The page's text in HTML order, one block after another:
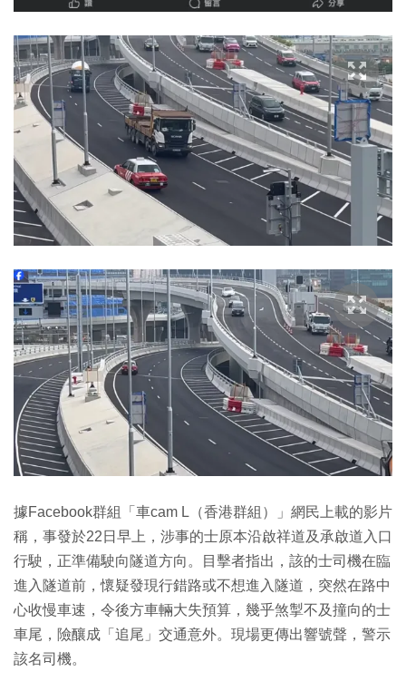
據Facebook群組「車cam L（香港群組）」網民上載的影片
稱，事發於22日早上，涉事的士原本沿啟祥道及承啟道入口
行駛，正準備駛向隧道方向。目擊者指出，該的士司機在臨
進入隧道前，懷疑發現行錯路或不想進入隧道，突然在路中
心收慢車速，令後方車輛大失預算，幾乎煞掣不及撞向的士
車尾，險釀成「追尾」交通意外。現場更傳出響號聲，警示
該名司機。